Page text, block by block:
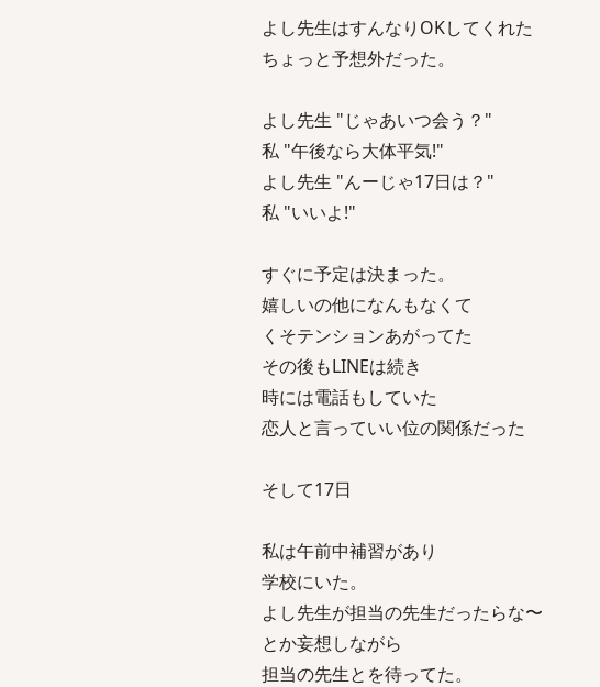
よし先生はすんなりOKしてくれた
ちょっと予想外だった。
よし先生 "じゃあいつ会う？"
私 "午後なら大体平気!"
よし先生 "んーじゃ17日は？"
私 "いいよ!"
すぐに予定は決まった。
嬉しいの他になんもなくて
くそテンションあがってた
その後もLINEは続き
時には電話もしていた
恋人と言っていい位の関係だった
そして17日
私は午前中補習があり
学校にいた。
よし先生が担当の先生だったらな〜
とか妄想しながら
担当の先生とを待ってた。